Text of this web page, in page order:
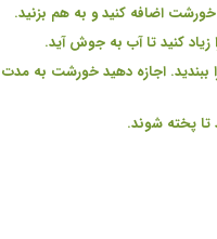
خورشت اضافه کنید و به هم بزنید.
.
.